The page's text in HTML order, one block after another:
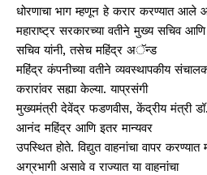
धोरणाचा भाग म्हणून हे करार करण्यात आले
महाराष्ट्र सरकारच्या वतीने मुख्य सचिव
सचिव यांनी, तसेच महिंद्र अॅन्ड
महिंद्र कंपनीच्या वतीने व्यवस्थापकीय
करारांवर सह्या केल्या. याप्रसंगी
मुख्यमंत्री देवेंद्र फडणवीस, केंद्रीय मंत्री डॉ.
आनंद महिंद्र आणि इतर मान्यवर
उपस्थित होते. विद्युत वाहनांचा वापर करण्यात
अग्रभागी असावे व राज्यात या वाहनांचा